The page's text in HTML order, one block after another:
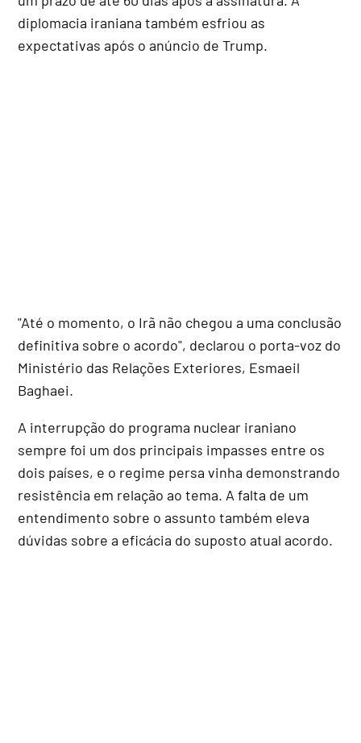
diplomacia iraniana também esfriou as
expectativas após o anúncio de Trump.
"Até o momento, o Irã não chegou a uma conclusão
definitiva sobre o acordo", declarou o porta-voz do
Ministério das Relações Exteriores, Esmaeil
Baghaei.
A interrupção do programa nuclear iraniano
sempre foi um dos principais impasses entre os
dois países, e o regime persa vinha demonstrando
resistência em relação ao tema. A falta de um
entendimento sobre o assunto também eleva
dúvidas sobre a eficácia do suposto atual acordo.